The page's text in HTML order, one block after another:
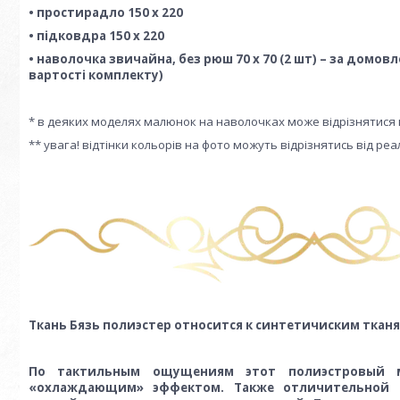
• простирадло 150 х 220
• підковдра 150 х 220
• наволочка звичайна, без рюш 70 х 70 (2 шт) – за
вартості комплекту)
* в деяких моделях малюнок на наволочках може відрізнятися
** увага! відтінки кольорів на фото можуть відрізнятись від
Ткань Бязь полиэстер относится к синтетичиским
По тактильным ощущениям этот полиэстровый
«охлаждающим» эффектом. Также отличительной